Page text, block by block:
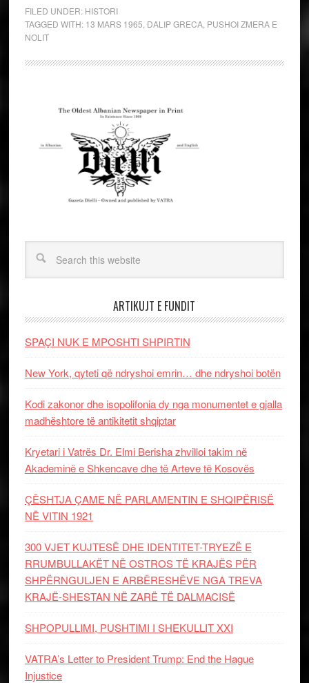
FILED UNDER: HISTORI
TAGGED WITH: 13 MARS 1965 DALIP GRECA, PUSHOI ZMERA E
NOLIT
ARTIKUJT E FUNDIT
SPAÇI NUK E MPOSHTI SHPIRTIN
New York, qyteti që ndryshoi emrin… dhe ndryshoi botën
Kodi zakonor dhe isopolifonia dy nga monumentet e gjalla
madhështore të antikitetit shqiptar
Kryetari i Vatrës Dr. Elmi Berisha zhvilloi takim në
Akademinë e Shkencave dhe të Arteve të Kosovës
ÇËSHTJA ÇAME NË PARLAMENTIN E SHQIPËRISË
NË VITIN 1921
300 VJET KUJTESË DHE IDENTITET-TRYEZË E
RRUMBULLAKËT NË OSTROS TË KRAJËS PËR
SHPËRNGULJEN E ARBËRESHËVE NGA TREVA
KRAJË-SHESTAN NË ZARË TË DALMACISË
SHPOPULLIMI, PUSHTIMI I SHEKULLIT XXI
VATRA’s Letter to President Trump: End the Hague
Injustice